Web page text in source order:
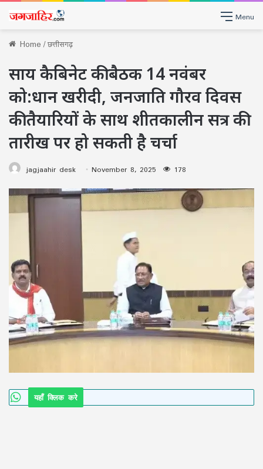
Menu
Home/छत्तीसगढ़
साय कैबिनेट की बैठक 14 नवंबर
को:धान खरीदी, जनजाति गौरव दिवस
की तैयारियों के साथ शीतकालीन सत्र की
तारीख पर हो सकती है चर्चा
jagjaahir desk November 8, 2025 178
यहाँ क्लिक करे